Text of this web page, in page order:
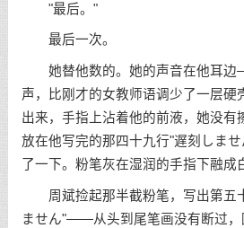
"最后。"
最后一次。
她替他数的。她的声音在他耳边
声，比刚才的女教师语调少了一层硬
出来，手指上沾着他的前液，她没有
放在他写完的那四十九行"遅刻しま
了一下。粉笔灰在湿润的手指下融成
周斌捡起那半截粉笔，写出第五
ません"——从头到尾笔画没有断过，